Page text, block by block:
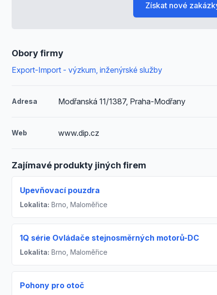
Obory firmy
Export-Import - výzkum, inženýrské služby
Adresa Modřanská 11/1387, Praha-Modřany
Web www.dip.cz
Zajímavé produkty jiných firem
Upevňovací pouzdra
Lokalita: Brno, Maloměřice
1Q série Ovládače stejnosměrných motorů-DC
Lokalita: Brno, Maloměřice
Pohony pro otoč
Získat nové